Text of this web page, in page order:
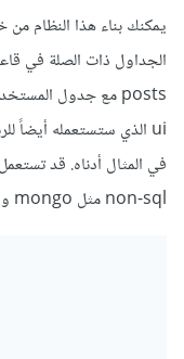
يمكنك بناء هذا النظام
الجداول ذات الصلة في
non-sql مثل mongo والمثال يعطيك لمحة عن المفهوم العام للربط.